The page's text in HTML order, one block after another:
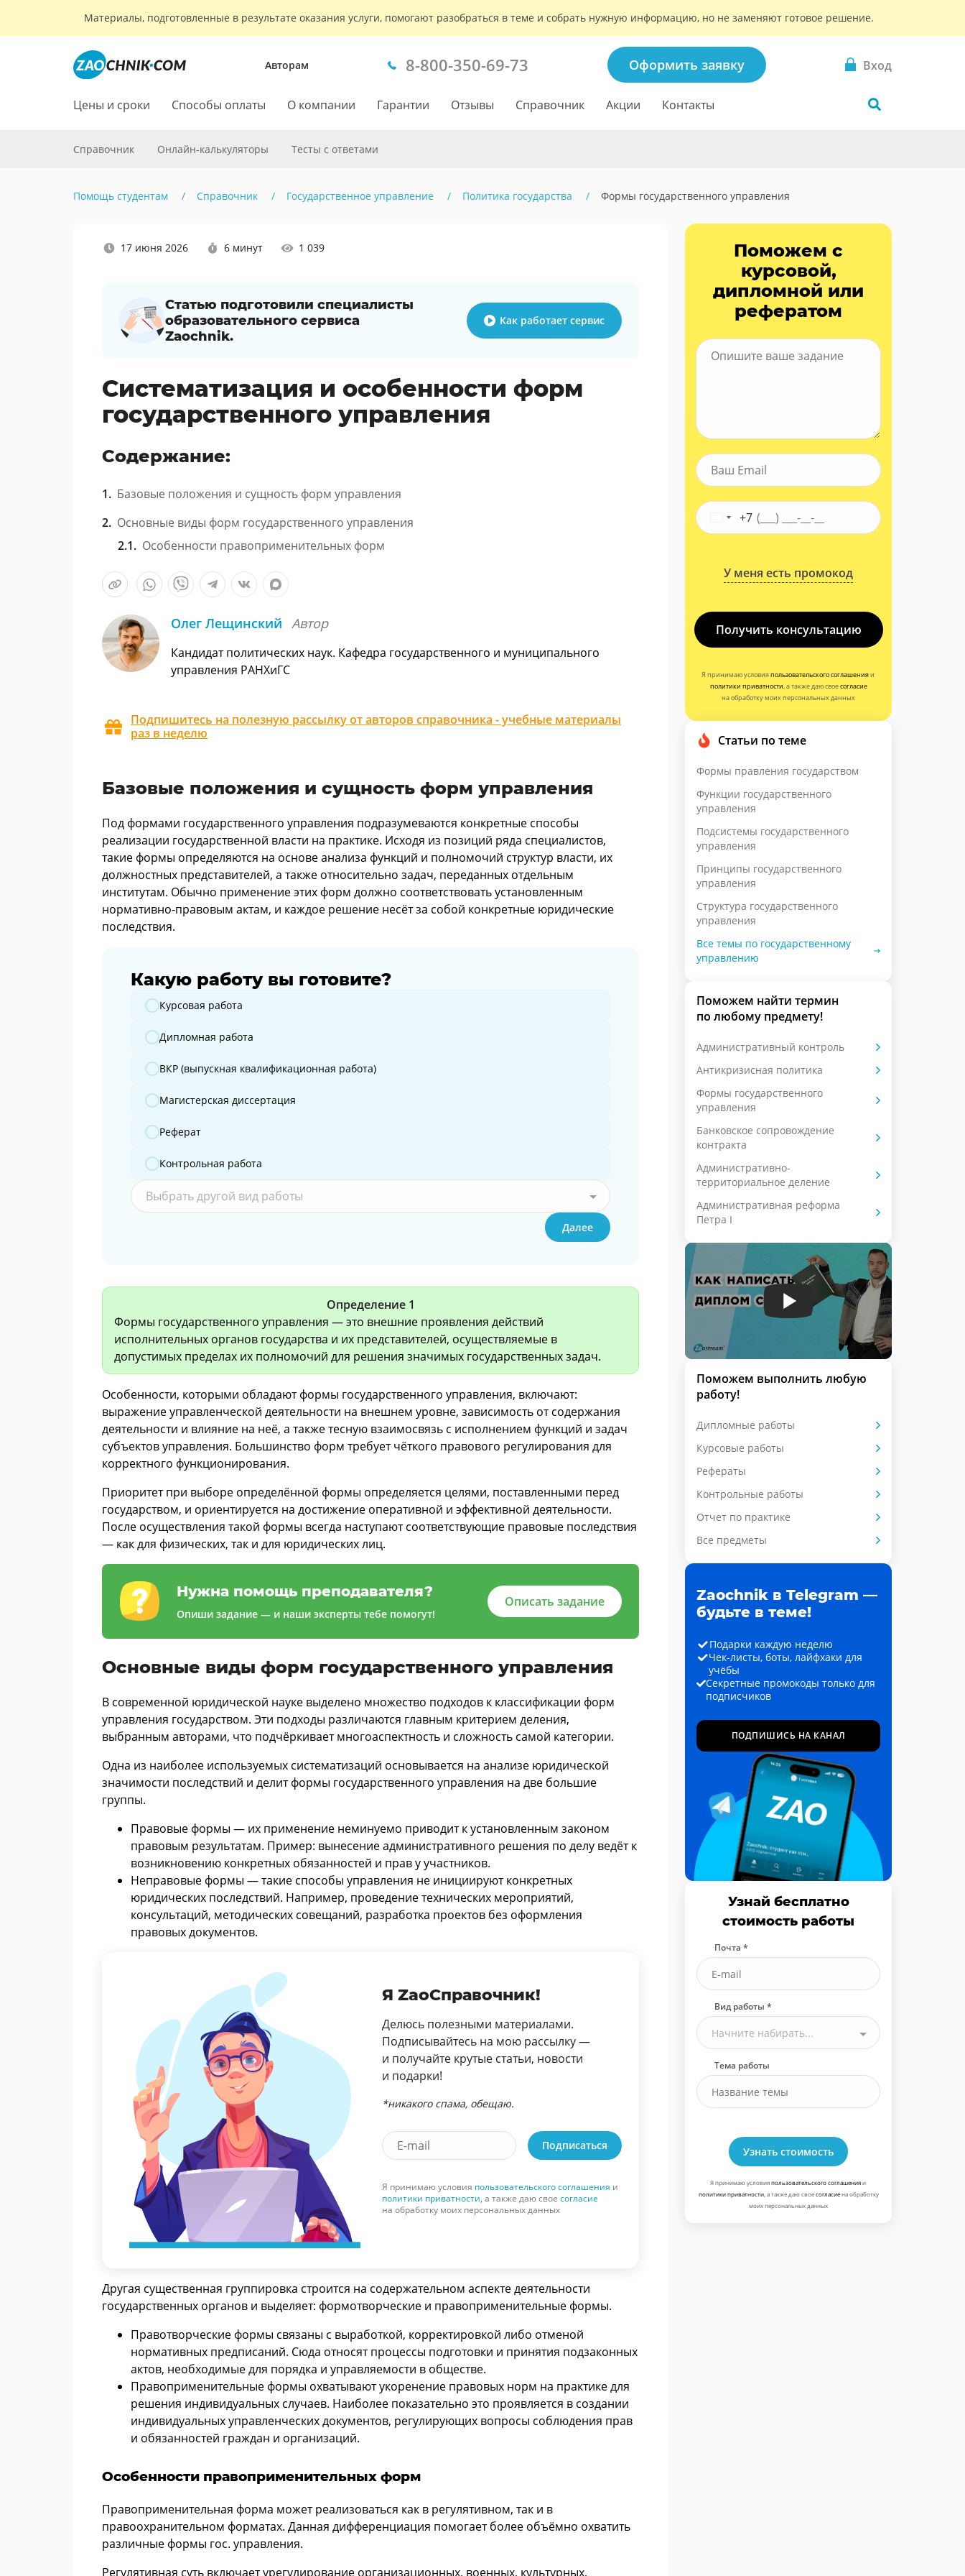
Материалы, подготовленные в результате оказания услуги, помогают разобраться в теме и собрать нужную информацию, но не заменяют готовое решение.
Авторам 8-800-350-69-73 Оформить заявку Вход
Цены и сроки Способы оплаты О компании Гарантии Отзывы Справочник Акции Контакты
Справочник Онлайн-калькуляторы Тесты с ответами
Помощь студентам Справочник Государственное управление Политика государства Формы государственного управления
17 июня 2026 6 минут 1 039
Статью подготовили специалисты
образовательного сервиса
Zaochnik.
Как работает сервис
Систематизация и особенности форм
государственного управления
Содержание:
Базовые положения и сущность форм управления
Основные виды форм государственного управления
Особенности правоприменительных форм
Олег Лещинский Автор
Кандидат политических наук. Кафедра государственного и муниципального
управления РАНХиГС
Подпишитесь на полезную рассылку от авторов справочника - учебные материалы
раз в неделю
Базовые положения и сущность форм управления
Под формами государственного управления подразумеваются конкретные способы
реализации государственной власти на практике. Исходя из позиций ряда специалистов,
такие формы определяются на основе анализа функций и полномочий структур власти, их
должностных представителей, а также относительно задач, переданных отдельным
институтам. Обычно применение этих форм должно соответствовать установленным
нормативно-правовым актам, и каждое решение несёт за собой конкретные юридические
последствия.
Какую работу вы готовите?
Какую работу вы готовите?
Курсовая работа
Дипломная работа
ВКР (выпускная квалификационная работа)
Магистерская диссертация
Реферат
Контрольная работа
Выбрать другой вид работы
Далее
Определение 1
Формы государственного управления — это внешние проявления действий
исполнительных органов государства и их представителей, осуществляемые в
допустимых пределах их полномочий для решения значимых государственных задач.
Особенности, которыми обладают формы государственного управления, включают:
выражение управленческой деятельности на внешнем уровне, зависимость от содержания
деятельности и влияние на неё, а также тесную взаимосвязь с исполнением функций и задач
субъектов управления. Большинство форм требует чёткого правового регулирования для
корректного функционирования.
Приоритет при выборе определённой формы определяется целями, поставленными перед
государством, и ориентируется на достижение оперативной и эффективной деятельности.
После осуществления такой формы всегда наступают соответствующие правовые последствия
— как для физических, так и для юридических лиц.
Нужна помощь преподавателя?
Опиши задание — и наши эксперты тебе помогут!
Описать задание
Основные виды форм государственного управления
В современной юридической науке выделено множество подходов к классификации форм
управления государством. Эти подходы различаются главным критерием деления,
выбранным авторами, что подчёркивает многоаспектность и сложность самой категории.
Одна из наиболее используемых систематизаций основывается на анализе юридической
значимости последствий и делит формы государственного управления на две большие
группы.
Правовые формы — их применение неминуемо приводит к установленным законом
правовым результатам. Пример: вынесение административного решения по делу ведёт к
возникновению конкретных обязанностей и прав у участников.
Неправовые формы — такие способы управления не инициируют конкретных
юридических последствий. Например, проведение технических мероприятий,
консультаций, методических совещаний, разработка проектов без оформления
правовых документов.
Я ZaoСправочник!
Делюсь полезными материалами.
Подписывайтесь на мою рассылку —
и получайте крутые статьи, новости
и подарки!
*никакого спама, обещаю.
Подписаться
Я принимаю условия пользовательского соглашения и
политики приватности, а также даю свое согласие
на обработку моих персональных данных
Другая существенная группировка строится на содержательном аспекте деятельности
государственных органов и выделяет: формотворческие и правоприменительные формы.
Правотворческие формы связаны с выработкой, корректировкой либо отменой
нормативных предписаний. Сюда относят процессы подготовки и принятия подзаконных
актов, необходимые для порядка и управляемости в обществе.
Правоприменительные формы охватывают укоренение правовых норм на практике для
решения индивидуальных случаев. Наиболее показательно это проявляется в создании
индивидуальных управленческих документов, регулирующих вопросы соблюдения прав
и обязанностей граждан и организаций.
Особенности правоприменительных форм
Правоприменительная форма может реализоваться как в регулятивном, так и в
правоохранительном форматах. Данная дифференциация помогает более объёмно охватить
различные формы гос. управления.
Регулятивная суть включает урегулирование организационных, военных, культурных,
Поможем с
курсовой,
дипломной или
рефератом
+7
У меня есть промокод
Получить консультацию
Я принимаю условияпользовательского соглашенияи
политики приватности, а также даю своесогласие
на обработку моих персональных данных
Статьи по теме
Формы правления государством
Функции государственного
управления
Подсистемы государственного
управления
Принципы государственного
управления
Структура государственного
управления
Все темы по государственному
управлению
Поможем найти термин
по любому предмету!
Административный контроль
Антикризисная политика
Формы государственного
управления
Банковское сопровождение
контракта
Административно-
территориальное деление
Административная реформа
Петра I
Поможем выполнить любую
работу!
Дипломные работы
Курсовые работы
Рефераты
Контрольные работы
Отчет по практике
Все предметы
Zaochnik в Telegram —
будьте в теме!
Подарки каждую неделю
Чек-листы, боты, лайфхаки для
учёбы
Секретные промокоды только для
подписчиков
ПОДПИШИСЬ НА КАНАЛ
Узнай бесплатно
стоимость работы
Почта *
Вид работы *
Начните набирать...
Тема работы
Узнать стоимость
Я принимаю условияпользовательского соглашенияи
политики приватности, а также даю своесогласиена обработку
моих персональных данных